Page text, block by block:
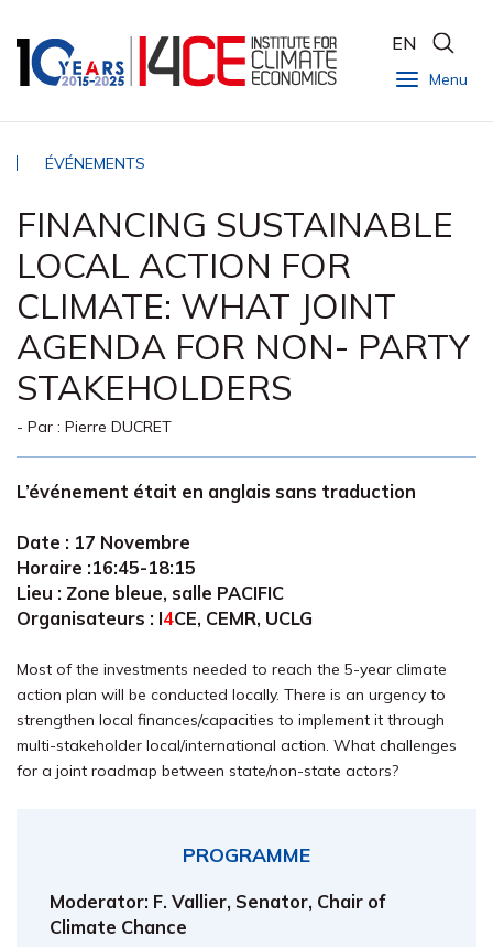
Menu
EN
ÉVÉNEMENTS
FINANCING SUSTAINABLE
LOCAL ACTION FOR
CLIMATE: WHAT JOINT
AGENDA FOR NON- PARTY
STAKEHOLDERS
- Par : Pierre DUCRET
L’événement était en anglais sans traduction
Date : 17 Novembre
Horaire :16:45-18:15
Lieu : Zone bleue, salle PACIFIC
Organisateurs : I4CE, CEMR, UCLG
Most of the investments needed to reach the 5-year climate
action plan will be conducted locally. There is an urgency to
strengthen local finances/capacities to implement it through
multi-stakeholder local/international action. What challenges
for a joint roadmap between state/non-state actors?
PROGRAMME
Moderator: F. Vallier, Senator, Chair of
Climate Chance